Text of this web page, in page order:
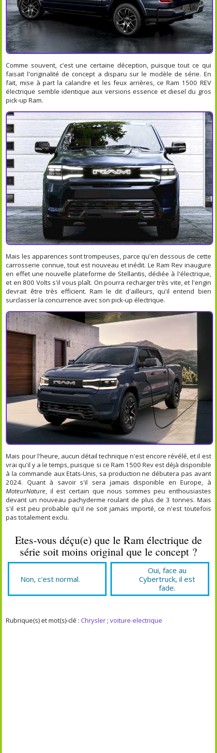
Comme souvent, c'est une certaine déception, puisque tout ce qui
faisait l'originalité de concept a disparu sur le modèle de série. En
fait, mise à part la calandre et les feux arrières, ce Ram 1500 REV
électrique semble identique aux versions essence et diesel du gros
pick-up Ram.
Mais les apparences sont trompeuses, parce qu'en dessous de cette
carrosserie connue, tout est nouveau et inédit. Le Ram Rev inaugure
en effet une nouvelle plateforme de Stellantis, dédiée à l'électrique,
et en 800 Volts s'il vous plaît. On pourra recharger très vite, et l'engin
devrait être très efficient. Ram le dit d'ailleurs, qu'il entend bien
surclasser la concurrence avec son pick-up électrique.
Mais pour l'heure, aucun détail technique n'est encore révélé, et il est
vrai qu'il y a le temps, puisque si ce Ram 1500 Rev est déjà disponible
à la commande aux Etats-Unis, sa production ne débutera pas avant
2024. Quant à savoir s'il sera jamais disponible en Europe, à
MoteurNature, il est certain que nous sommes peu enthousiastes
devant un nouveau pachyderme roulant de plus de 3 tonnes. Mais
s'il est peu probable qu'il ne soit jamais importé, ce n'est toutefois
pas totalement exclu.
Etes-vous déçu(e) que le Ram électrique de
série soit moins original que le concept ?
Non, c'est normal.
Oui, face au
Cybertruck, il est
fade.
Rubrique(s) et mot(s)-clé :Chrysler;voiture-electrique